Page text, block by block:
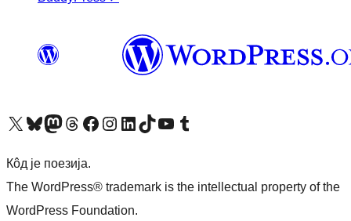
Visit our X (formerly Twitter) account
Посетите наш Bluesky налог
Visit our Mastodon account
Посетите наш налог на Threads-у Visit our Facebook pageПосетите наш Инстаграм налог
Visit our LinkedIn account
Посетите наш TikTok налог
Visit our YouTube channel
Посетите наш Tumblr налог
Кôд је поезија.
The WordPress® trademark is the intellectual property of the
WordPress Foundation.